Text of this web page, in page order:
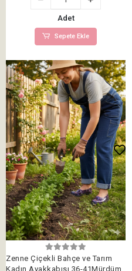
Adet
Sepete Ekle
Zenne Çiçekli Bahçe ve Tarım
Kadın Ayakkabısı 36-41Mürdüm